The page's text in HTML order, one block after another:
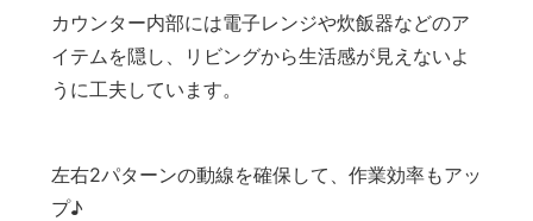
カウンター内部には電子レンジや炊飯器などのア
イテムを隠し、リビングから生活感が見えないよ
うに工夫しています。
左右2パターンの動線を確保して、作業効率もアッ
プ♪